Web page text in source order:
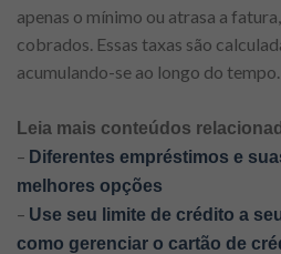
apenas o mínimo ou atrasa a
cobrados. Essas taxas são
acumulando-se ao longo do tempo.
Leia mais conteúdos
– Diferentes empréstimos e
melhores opções
– Use seu limite de crédito a
como gerenciar o cartão de